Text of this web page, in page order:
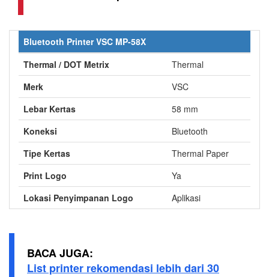
Bluetooth Printer VSC MP-58X
Thermal / DOT Metrix
Thermal
Merk
VSC
Lebar Kertas
58 mm
Koneksi
Bluetooth
Tipe Kertas
Thermal Paper
Print Logo
Ya
Lokasi Penyimpanan Logo
Aplikasi
BACA JUGA:
List printer rekomendasi lebih dari 30